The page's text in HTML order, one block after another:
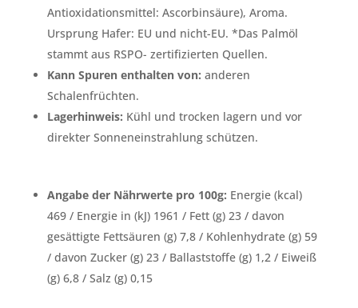
Antioxidationsmittel: Ascorbinsäure), Aroma.
Ursprung Hafer: EU und nicht-EU. *Das Palmöl
stammt aus RSPO- zertifizierten Quellen.
Kann Spuren enthalten von: anderen
Schalenfrüchten.
Lagerhinweis: Kühl und trocken lagern und vor
direkter Sonneneinstrahlung schützen.
Angabe der Nährwerte pro 100g: Energie (kcal)
469 / Energie in (kJ) 1961 / Fett (g) 23 / davon
gesättigte Fettsäuren (g) 7,8 / Kohlenhydrate (g) 59
/ davon Zucker (g) 23 / Ballaststoffe (g) 1,2 / Eiweiß
(g) 6,8 / Salz (g) 0,15